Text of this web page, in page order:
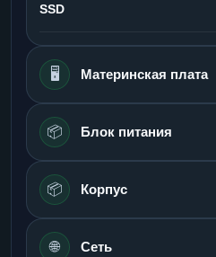
SSD
🖥️ Материнская плата
📦 Блок питания
📦 Корпус
🌐 Сеть